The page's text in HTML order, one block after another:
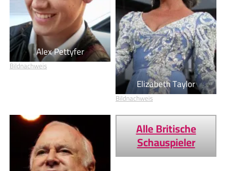
Alex Pettyfer
Bildnachweis
Elizabeth Taylor
Bildnachweis
Alle Britische
Schauspieler